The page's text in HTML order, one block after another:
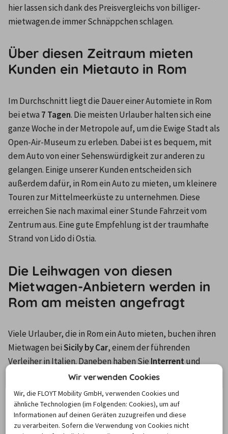
hier lassen sich dank des Preisvergleichs von billiger-
mietwagen.de immer Schnäppchen schlagen.
Über diesen Zeitraum mieten
Kunden ein Mietauto in Rom
Im Durchschnitt liegt die Dauer einer Automiete in Rom
bei etwa 7 Tagen. Die meisten Urlauber halten sich eine
ganze Woche in der Metropole auf, um die Ewige Stadt als
Open-Air-Museum zu erleben. Dabei ist es bequem, mit
dem Auto von einer Sehenswürdigkeit zur anderen zu
gelangen. Einige unserer Kunden entscheiden sich
außerdem dafür, in Rom ein Auto zu mieten, um kleinere
Touren zur Mittelmeerküste zu unternehmen. Diese
erreichen Sie nach maximal einer Stunde Fahrzeit vom
Zentrum aus. Eine gute Empfehlung ist der traumhafte
Strand von Lido di Ostia.
Die Leihwagen von diesen
Mietwagen-Anbietern werden in
Rom am meisten angefragt
Viele Urlauber, die in Rom ein Auto mieten, buchen ihren
Mietwagen bei Sicily by Car, einem der führenden
Verleiher in Italien. Daneben haben Sie Interrent
auch als häufig genutzte Vermieter zur Wahl.
Locauto geschafft. Dahinter folgt das europaweit aktive
Unternehmen Avis.
Sicily by Car - Auto Europa
Wir verwenden Cookies
Wir, die FLOYT Mobility GmbH, verwenden Cookies und
ähnliche Technologien (im Folgenden: Cookies), um auf
Informationen auf deinen Geräten zuzugreifen und diese
zu verarbeiten. Sofern die Verwendung von Cookies nicht